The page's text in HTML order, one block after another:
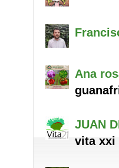
Ana
JUAN
vita xxi